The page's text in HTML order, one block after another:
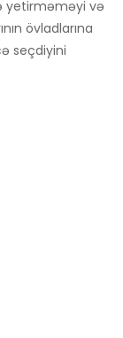
yetirməməyi və
övladlarına
seçdiyini